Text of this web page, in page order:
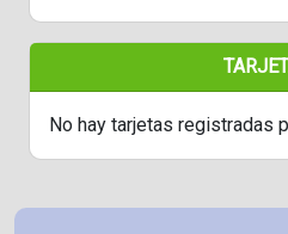
No hay tarjetas registradas